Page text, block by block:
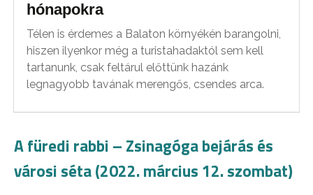
hónapokra
Télen is érdemes a Balaton környékén barangolni,
hiszen ilyenkor még a turistahadaktól sem kell
tartanunk, csak feltárul előttünk hazánk
legnagyobb tavának merengős, csendes arca.
A füredi rabbi – Zsinagóga bejárás és
városi séta (2022. március 12. szombat)